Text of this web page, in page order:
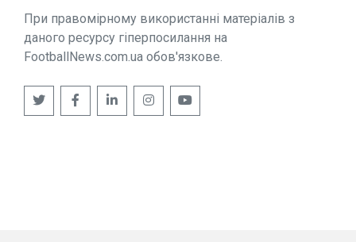
При правомірному використанні матеріалів з
даного ресурсу гіперпосилання на
FootballNews.com.ua обов'язкове.